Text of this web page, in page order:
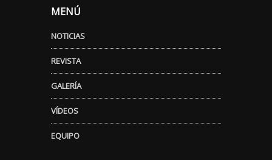
MENÚ
NOTICIAS
REVISTA
GALERÍA
VÍDEOS
EQUIPO